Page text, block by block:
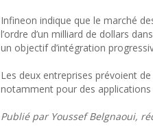
Infineon indique que le marché
l’ordre d’un milliard de dollars
un objectif d’intégration
Les deux entreprises prévoient
notamment pour des
Publié par Youssef Belgnaoui,